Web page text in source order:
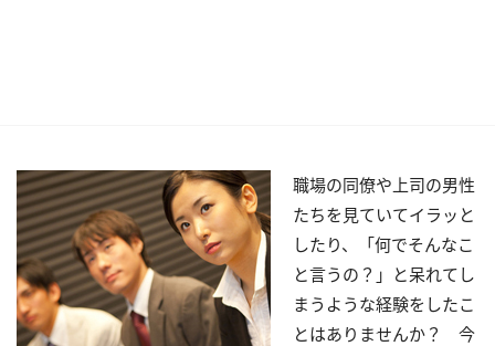
職場の同僚や上司の男性
たちを見ていてイラッと
したり、「何でそんなこ
と言うの？」と呆れてし
まうような経験をしたこ
とはありませんか？ 今